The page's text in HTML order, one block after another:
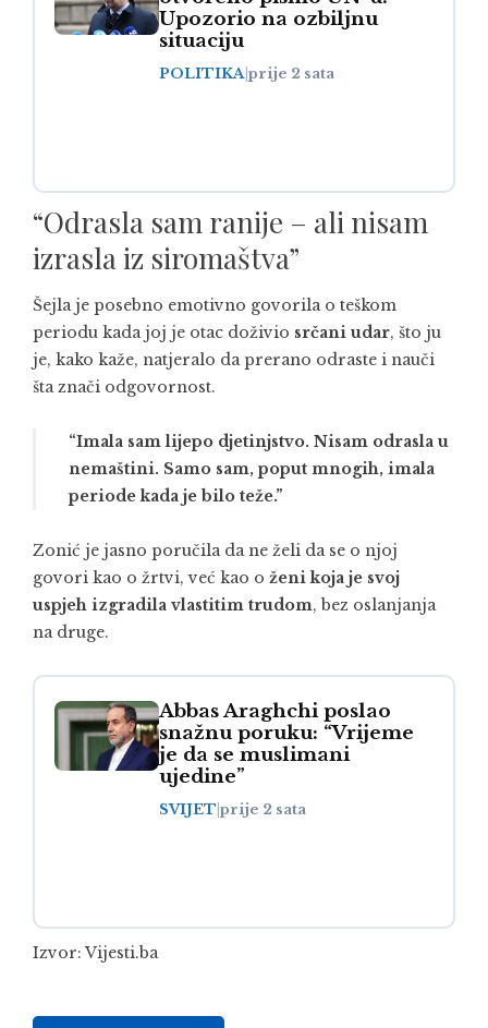
Upozorio na ozbiljnu
situaciju
POLITIKAprije 2 sata
“Odrasla sam ranije – ali nisam
izrasla iz siromaštva”
Šejla je posebno emotivno govorila o teškom
periodu kada joj je otac doživio srčani udar, što ju
je, kako kaže, natjeralo da prerano odraste i nauči
šta znači odgovornost.
“Imala sam lijepo djetinjstvo. Nisam odrasla u
nemaštini. Samo sam, poput mnogih, imala
periode kada je bilo teže.”
Zonić je jasno poručila da ne želi da se o njoj
govori kao o žrtvi, već kao o ženi koja je svoj
uspjeh izgradila vlastitim trudom, bez oslanjanja
na druge.
Abbas Araghchi poslao
snažnu poruku: “Vrijeme
je da se muslimani
ujedine”
SVIJET prije 2 sata
Izvor:Vijesti.ba